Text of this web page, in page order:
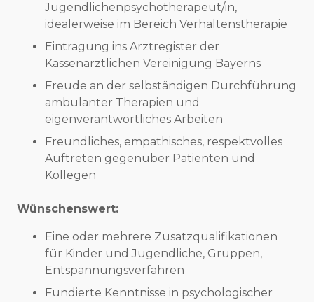
Jugendlichenpsychotherapeut/in,
idealerweise im Bereich Verhaltenstherapie
Eintragung ins Arztregister der
Kassenärztlichen Vereinigung Bayerns
Freude an der selbständigen Durchführung
ambulanter Therapien und
eigenverantwortliches Arbeiten
Freundliches, empathisches, respektvolles
Auftreten gegenüber Patienten und
Kollegen
Wünschenswert:
Eine oder mehrere Zusatzqualifikationen
für Kinder und Jugendliche, Gruppen,
Entspannungsverfahren
Fundierte Kenntnisse in psychologischer